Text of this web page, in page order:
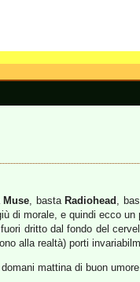
Muse, basta Radiohead ,
di morale, e quindi ecco un
dritto dal fondo del
alla realtà) porti
mattina di buon